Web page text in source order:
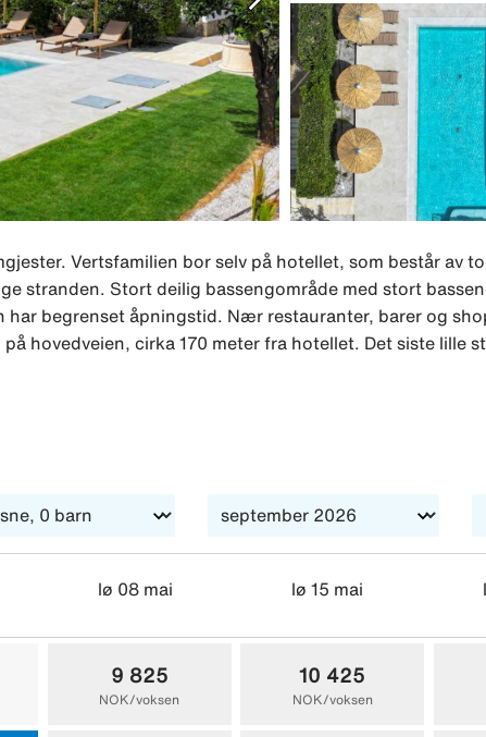
Vertsfamilien bor selv på hotellet, som består av
stranden. Stort deilig bassengområde med stort
har begrenset åpningstid. Nær restauranter, barer og
hovedveien, cirka 170 meter fra hotellet. Det siste lille
lø 08 mai lø 15 mai
9 825
NOK/voksen
10 425
NOK/voksen